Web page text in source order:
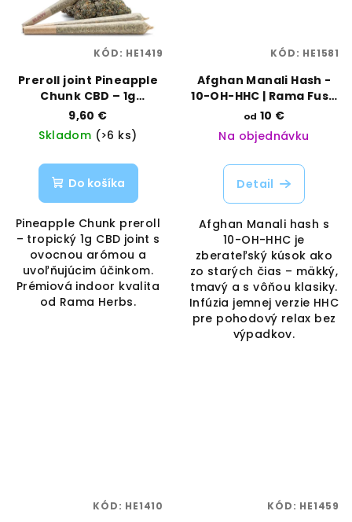
Preroll joint Pineapple
Chunk CBD – 1g
tropický suvenír | Rama
Herbs | Vaporama
9,60 €
Skladom (>6 ks)
Do košíka
Pineapple Chunk preroll
– tropický 1g CBD joint s
ovocnou arómou a
uvoľňujúcim účinkom.
Prémiová indoor kvalita
od Rama Herbs.
KÓD: HE1419
Afghan Manali Hash -
10-OH-HHC | Rama Fuse
| Vaporama
od 10 €
Na objednávku
Detail
Afghan Manali hash s
10-OH-HHC je
zberateľský kúsok ako
zo starých čias – mäkký,
tmavý a s vôňou klasiky.
Infúzia jemnej verzie HHC
pre pohodový relax bez
výpadkov.
KÓD: HE1581
KÓD: HE1410 KÓD: HE1459